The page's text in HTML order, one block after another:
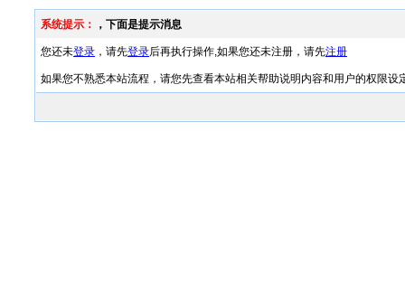
系统提示： ，下面是提示消息
您还未登录，请先登录后再执行操作,如果您还未注册，请先注册
如果您不熟悉本站流程，请您先查看本站相关帮助说明内容和用户的权限设